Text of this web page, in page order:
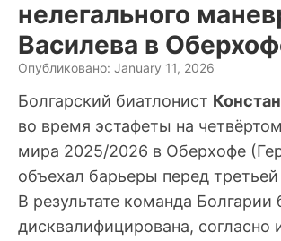
нелегального
Василева в
Опубликовано: January 11, 2026
Болгарский биатлонист
во время эстафеты на
мира 2025/2026 в Оберхофе
объехал барьеры перед
В результате команда Болгарии
дисквалифицирована, согласно